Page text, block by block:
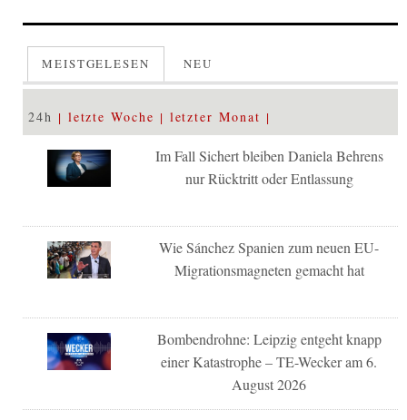
MEISTGELESEN NEU
24h letzte Woche letzter Monat
Im Fall Sichert bleiben Daniela Behrens
nur Rücktritt oder Entlassung
Wie Sánchez Spanien zum neuen EU-
Migrationsmagneten gemacht hat
Bombendrohne: Leipzig entgeht knapp
einer Katastrophe – TE-Wecker am 6.
August 2026